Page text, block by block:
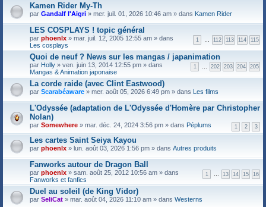
Kamen Rider My-Th
F
i
c
h
r
(
s
)
j
o
n
t
s
)
par Gandalf l'Aigri » mer. juil. 01, 2026 10:46 am » dans Kamen Rider
LES COSPLAYS ! topic général
F
c
h
i
r
(
s
)
j
i
n
t
s
)
1 112 113 114 115
par phoenlx » mar. juil. 12, 2005 12:55 am » dans
Les cosplays
Quoi de neuf ? News sur les mangas / japanimation
F
i
c
r
(
j
(
s
)
1 202 203 204 205
par Holly » ven. juin 13, 2014 12:55 pm » dans
Mangas & Animation japonaise
La corde raide (avec Clint Eastwood)
par Scarabéaware » mer. août 05, 2026 6:49 pm » dans Les films
L'Odyssée (adaptation de L'Odyssée d'Homère par Christopher
Nolan)
1 2 3
par Somewhere » mar. déc. 24, 2024 3:56 pm » dans Péplums
Les cartes Saint Seiya Kayou
par phoenlx » lun. août 03, 2026 1:56 pm » dans Autres produits
Fanworks autour de Dragon Ball
F
c
i
1 13 14 15 16
par phoenlx » sam. août 25, 2012 10:56 am » dans
Fanworks et fanfics
Duel au soleil (de King Vidor)
F
par SeliCat » mar. août 04, 2026 11:10 am » dans Westerns